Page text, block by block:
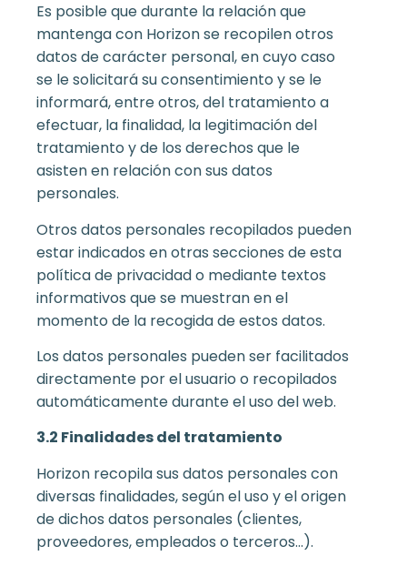
Es posible que durante la relación que
mantenga con Horizon se recopilen otros
datos de carácter personal, en cuyo caso
se le solicitará su consentimiento y se le
informará, entre otros, del tratamiento a
efectuar, la finalidad, la legitimación del
tratamiento y de los derechos que le
asisten en relación con sus datos
personales.
Otros datos personales recopilados pueden
estar indicados en otras secciones de esta
política de privacidad o mediante textos
informativos que se muestran en el
momento de la recogida de estos datos.
Los datos personales pueden ser facilitados
directamente por el usuario o recopilados
automáticamente durante el uso del web.
3.2 Finalidades del tratamiento
Horizon recopila sus datos personales con
diversas finalidades, según el uso y el origen
de dichos datos personales (clientes,
proveedores, empleados o terceros…).